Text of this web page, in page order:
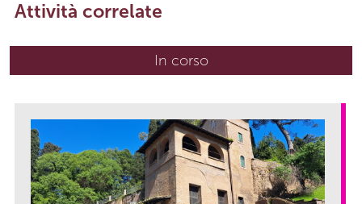
Attività correlate
In corso(scheda attiva)